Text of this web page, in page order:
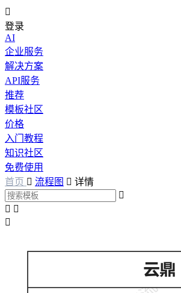

登录
AI
企业服务
解决方案
API服务
推荐
模板社区
价格
入门教程
知识社区
免费使用
首页  流程图  详情

 
